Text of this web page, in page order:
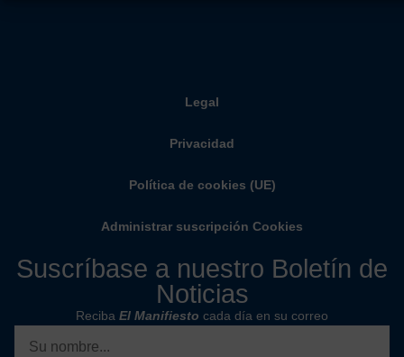
Legal
Privacidad
Política de cookies (UE)
Administrar suscripción Cookies
Suscríbase a nuestro Boletín de
Noticias
Reciba El Manifiesto cada día en su correo